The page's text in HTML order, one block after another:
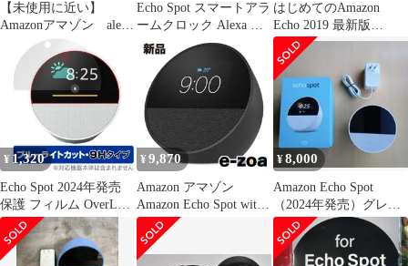
【未使用に近い】
Amazonアマゾン alexa
アレクサ echo spot
Echo Spot スマートアラ
ームクロック Alexa ブ
ラック
はじめてのAmazon
Echo 2019 最新版
Show/Spot/Plus/Dot対応
／ケイズプロダクショ
ン
¥ 1,320
Echo Spot 2024年発売
保護 フィルム OverLay
Eye Protector 9H for エ
コー スポット 液晶保護
9H 高硬度 ブルーライ
¥ 9,870
Amazon アマゾン
Amazon Echo Spot with
Alexa ブラック
B0C2S4K41G (2642859)
¥8,000
Amazon Echo Spot
（2024年発売）グレー
シャーホワイト